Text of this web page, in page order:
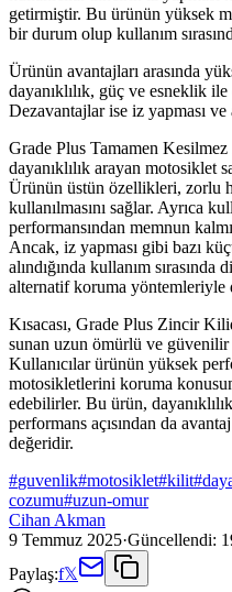
getirmiştir. Bu ürünün yüksek
bir durum olup kullanım
Ürünün avantajları arasında
dayanıklılık, güç ve esneklik
Dezavantajlar ise iz yapması ve
Grade Plus Tamamen
dayanıklılık arayan motosiklet
Ürünün üstün özellikleri, zorlu
kullanılmasını sağlar. Ayrıca
performansından memnun
Ancak, iz yapması gibi bazı
alındığında kullanım
alternatif koruma yöntemleriyle
Kısacası, Grade Plus Zincir
sunan uzun ömürlü ve
Kullanıcılar ürünün yüksek
motosikletlerini koruma
edebilirler. Bu ürün,
performans açısından da
değeridir.
#guvenlik#motosiklet#kilit#
cozumu#uzun-omur
Cihan Akman
9 Temmuz 2025·Güncellendi:
Paylaş:f𝕏